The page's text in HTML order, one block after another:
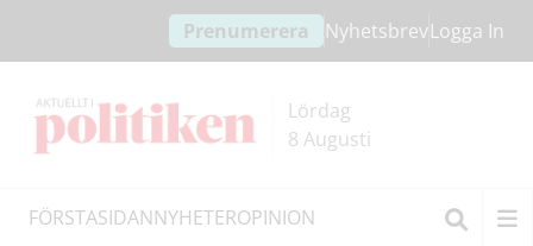
innehållet
headern
Prenumerera NyhetsbrevLogga In
Lördag
8 Augusti
FÖRSTASIDANNYHETEROPINION